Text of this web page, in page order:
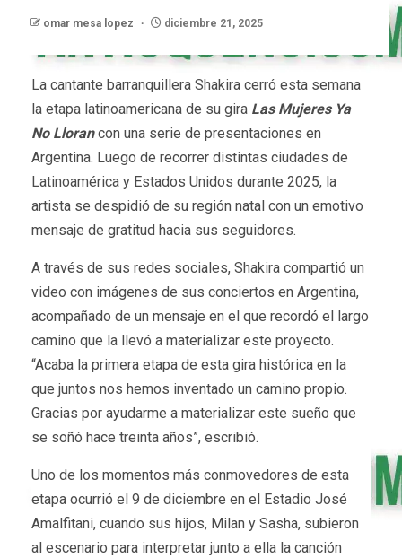
omar mesa lopez diciembre 21, 2025
La cantante barranquillera Shakira cerró esta semana
la etapa latinoamericana de su gira Las Mujeres Ya
No Llorancon una serie de presentaciones en
Argentina. Luego de recorrer distintas ciudades de
Latinoamérica y Estados Unidos durante 2025, la
artista se despidió de su región natal con un emotivo
mensaje de gratitud hacia sus seguidores.
A través de sus redes sociales, Shakira compartió un
video con imágenes de sus conciertos en Argentina,
acompañado de un mensaje en el que recordó el largo
camino que la llevó a materializar este proyecto.
“Acaba la primera etapa de esta gira histórica en la
que juntos nos hemos inventado un camino propio.
Gracias por ayudarme a materializar este sueño que
se soñó hace treinta años”, escribió.
Uno de los momentos más conmovedores de esta
etapa ocurrió el 9 de diciembre en el Estadio José
Amalfitani, cuando sus hijos, Milan y Sasha, subieron
al escenario para interpretar junto a ella la canción